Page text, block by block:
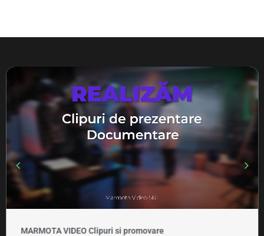
MARMOTA VIDEO Clipuri si promovare